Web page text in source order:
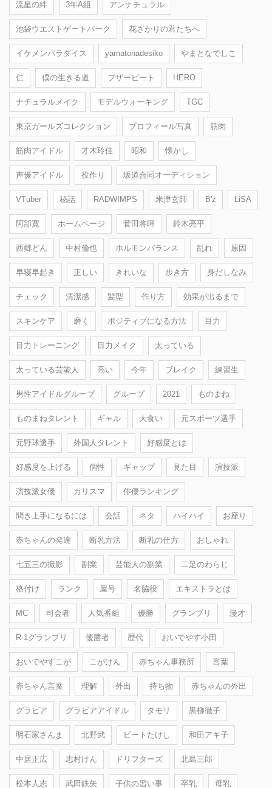
流星の絆 3年A組 アンナチュラル
池袋ウエストゲートパーク 花ざかりの君たちへ
イケメンパラダイス yamatonadesiko やまとなでしこ
仁 僕の生きる道 ブザービート HERO
ナチュラルメイク モデルウォーキング TGC
東京ガールズコレクション プロフィール写真 筋肉
筋肉アイドル 才木玲佳 昭和 懐かし
声優アイドル 役作り 坂道合同オーディション
VTuber 秘話 RADWIMPS 米津玄師 B'z LiSA
阿部寛 ホームページ 菅田将暉 鈴木亮平
西郷どん 中村倫也 ホルモンバランス 乱れ 原因
早寝早起き 正しい きれいな 歩き方 身だしなみ
チェック 清潔感 髪型 作り方 効果が出るまで
スキンケア 磨く ポジティブになる方法 目力
目力トレーニング 目力メイク 太っている
太っている芸能人 高い 今年 ブレイク 練習生
男性アイドルグループ グループ 2021 ものまね
ものまねタレント ギャル 大食い 元スポーツ選手
元野球選手 外国人タレント 好感度とは
好感度を上げる 個性 ギャップ 見た目 演技派
演技派女優 カリスマ 俳優ランキング
聞き上手になるには 会話 ネタ ハイハイ お座り
赤ちゃんの発達 断乳方法 断乳の仕方 おしゃれ
七五三の撮影 副業 芸能人の副業 二足のわらじ
格付け ランク 屋号 名脇役 エキストラとは
MC 司会者 人気番組 優勝 グランプリ 漫才
R-1グランプリ 優勝者 歴代 おいでやす小田
おいでやすこが こがけん 赤ちゃん事務所 言葉
赤ちゃん言葉 理解 外出 持ち物 赤ちゃんの外出
グラビア グラビアアイドル タモリ 黒柳徹子
明石家さんま 北野武 ビートたけし 和田アキ子
中居正広 志村けん ドリフターズ 北島三郎
松本人志 武田鉄矢 子供の習い事 卒乳 母乳